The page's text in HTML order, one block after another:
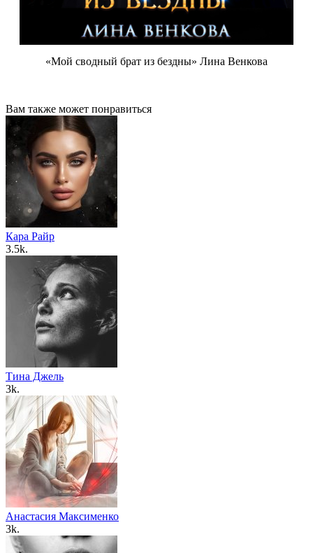
«Мой сводный брат из бездны» Лина Венкова
Вам также может понравиться
Кара Райр
3.5k.
Тина Джель
3k.
Анастасия Максименко
3k.